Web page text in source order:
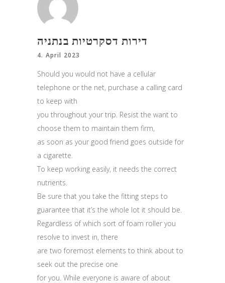
דירות דסקרטיות בנתניה
4. April 2023
Should you would not have a cellular
telephone or the net, purchase a calling card
to keep with
you throughout your trip. Resist the want to
choose them to maintain them firm,
as soon as your good friend goes outside for
a cigarette.
To keep working easily, it needs the correct
nutrients.
Be sure that you take the fitting steps to
guarantee that it’s the whole lot it should be.
Regardless of which sort of foam roller you
resolve to invest in, there
are two foremost elements to think about to
seek out the precise one
for you. While everyone is aware of about